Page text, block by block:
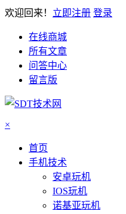
欢迎回来！ 立即注册 登录
在线商城
所有文章
问答中心
留言版
×
首页
手机技术
安卓玩机
IOS玩机
诺基亚玩机